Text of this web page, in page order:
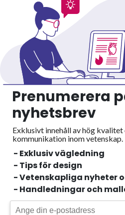
Prenumerera
nyhetsbrev
Exklusivt innehåll av hög
kommunikation inom vetenskap.
- Exklusiv vägledning
- Tips för design
- Vetenskapliga nyheter
- Handledningar och